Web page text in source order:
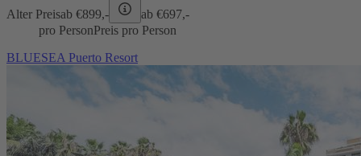
Alter Preisab €899,- ab €697,-
pro PersonPreis pro Person
BLUESEA Puerto Resort